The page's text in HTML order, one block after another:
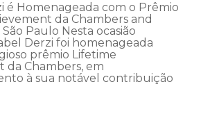
é Homenageada com o Prêmio
da Chambers and
Paulo Nesta ocasião
Derzi foi homenageada
prêmio Lifetime
da Chambers, em
à sua notável contribuição